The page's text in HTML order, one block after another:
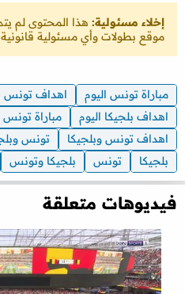
إخلاء مسئولية: هذا المحتوى لم
موقع بطولات وأي مسئولية
مباراة تونس اليوم اهداف تونس
اهداف بلجيكا اليوم
مباراة تونس
اهداف تونس وبلجيكا
تونس
بلجيكا
تونس بلجيكا وتونس
فيديوهات متعلقة